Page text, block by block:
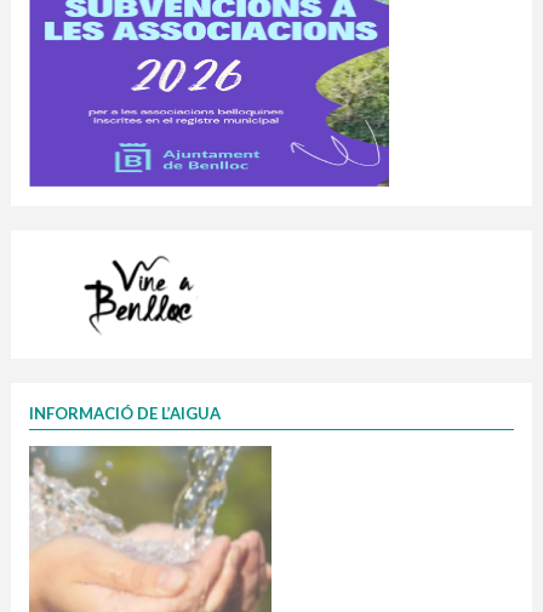
INFORMACIÓ DE L’AIGUA